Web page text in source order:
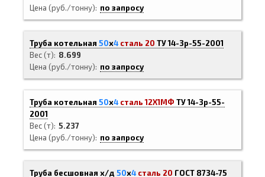
Цена (руб./тонну)
по запросу
Труба котельная 50х4 сталь 20 ТУ 14-3р-55-2001
Вес (т)
8.699
Цена (руб./тонну)
по запросу
Труба котельная 50х4 сталь 12Х1МФ ТУ 14-3р-55-
2001
Вес (т) 5.237
Цена (руб./тонну)
по запросу
Труба бесшовная х/д 50х4 сталь 20 ГОСТ 8734-75